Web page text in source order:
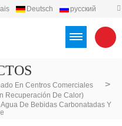
Deutsch
русский
En Centros Comerciales >
Recuperación De Calor)
De Bebidas Carbonatadas Y